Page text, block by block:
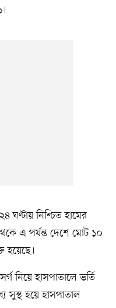
ঘণ্টায় নিশ্চিত হামের
এ পর্যন্ত দেশে মোট ১০
হয়েছে।
নিয়ে হাসপাতালে ভর্তি
সুস্থ হয়ে হাসপাতাল